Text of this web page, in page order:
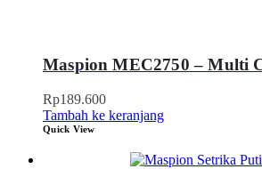
Maspion MEC2750 – Multi
Rp189.600
Tambah ke keranjang
Quick View